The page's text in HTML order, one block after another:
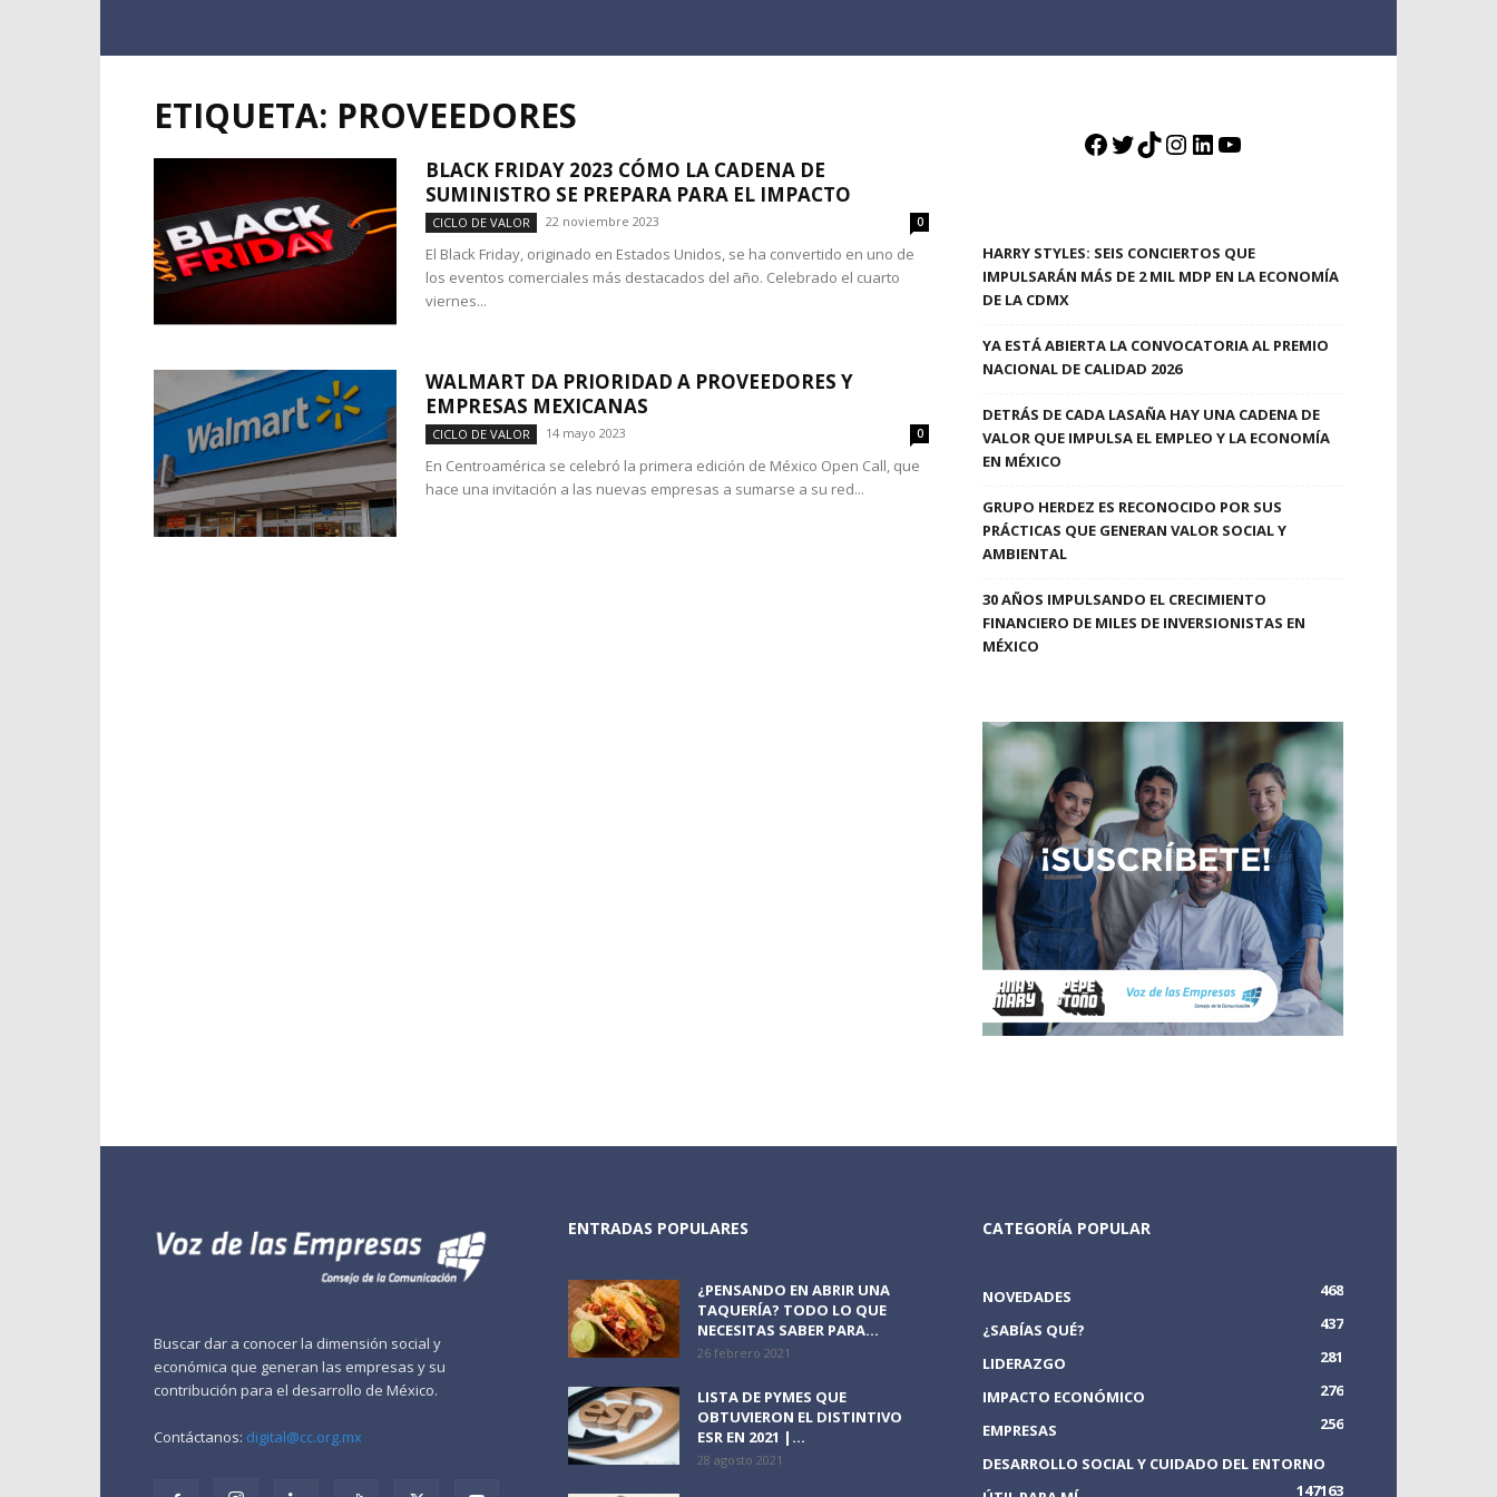
ETIQUETA: PROVEEDORES
BLACK FRIDAY 2023 CÓMO LA CADENA DE
SUMINISTRO SE PREPARA PARA EL IMPACTO
CICLO DE VALOR 22 noviembre 2023 0
El Black Friday, originado en Estados Unidos, se ha convertido en uno de
los eventos comerciales más destacados del año. Celebrado el cuarto
viernes...
WALMART DA PRIORIDAD A PROVEEDORES Y
EMPRESAS MEXICANAS
CICLO DE VALOR 14 mayo 2023 0
En Centroamérica se celebró la primera edición de México Open Call, que
hace una invitación a las nuevas empresas a sumarse a su red...
Facebook
Twitter
TikTok
Instagram
LinkedIn
YouTube
HARRY STYLES: SEIS CONCIERTOS QUE
IMPULSARÁN MÁS DE 2 MIL MDP EN LA ECONOMÍA
DE LA CDMX
YA ESTÁ ABIERTA LA CONVOCATORIA AL PREMIO
NACIONAL DE CALIDAD 2026
DETRÁS DE CADA LASAÑA HAY UNA CADENA DE
VALOR QUE IMPULSA EL EMPLEO Y LA ECONOMÍA
EN MÉXICO
GRUPO HERDEZ ES RECONOCIDO POR SUS
PRÁCTICAS QUE GENERAN VALOR SOCIAL Y
AMBIENTAL
30 AÑOS IMPULSANDO EL CRECIMIENTO
FINANCIERO DE MILES DE INVERSIONISTAS EN
MÉXICO
Buscar dar a conocer la dimensión social y
económica que generan las empresas y su
contribución para el desarrollo de México.
Contáctanos: digital@cc.org.mx
ENTRADAS POPULARES
¿PENSANDO EN ABRIR UNA
TAQUERÍA? TODO LO QUE
NECESITAS SABER PARA...
26 febrero 2021
LISTA DE PYMES QUE
OBTUVIERON EL DISTINTIVO
ESR EN 2021 |...
28 agosto 2021
CATEGORÍA POPULAR
NOVEDADES
468
¿SABÍAS QUÉ?
437
LIDERAZGO
281
IMPACTO ECONÓMICO
276
EMPRESAS
256
DESARROLLO SOCIAL Y CUIDADO DEL ENTORNO
163
147